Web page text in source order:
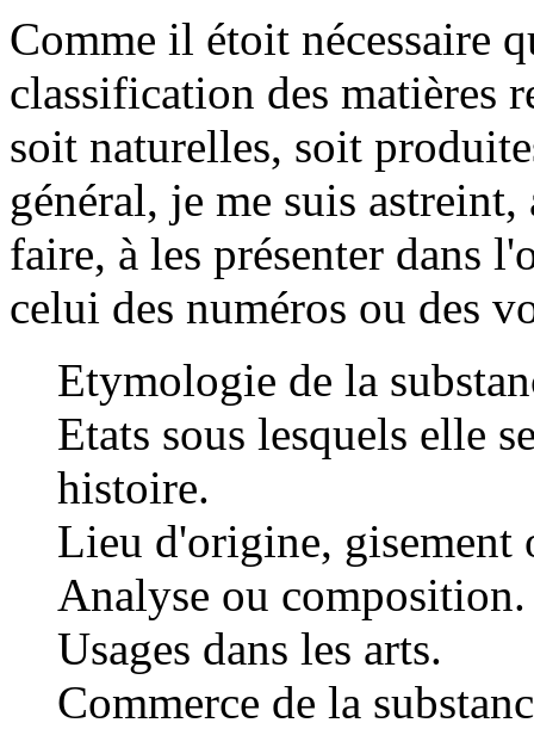
Comme il étoit nécessaire
classification des matières
soit naturelles, soit
général, je me suis
faire, à les présenter dans
celui des numéros ou des
Etymologie de la
Etats sous lesquels elle
histoire.
Lieu d'origine, gisement
Analyse ou composition.
Usages dans les arts.
Commerce de la